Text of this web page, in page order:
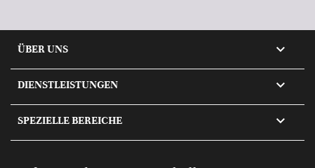
ÜBER UNS 
DIENSTLEISTUNGEN 
SPEZIELLE BEREICHE 